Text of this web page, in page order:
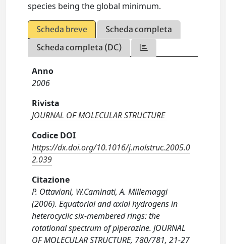
species being the global minimum.
Scheda breve
Scheda completa
Scheda completa (DC)
Anno
2006
Rivista
JOURNAL OF MOLECULAR STRUCTURE
Codice DOI
https://dx.doi.org/10.1016/j.molstruc.2005.0
2.039
Citazione
P. Ottaviani, W.Caminati, A. Millemaggi
(2006). Equatorial and axial hydrogens in
heterocyclic six-membered rings: the
rotational spectrum of piperazine. JOURNAL
OF MOLECULAR STRUCTURE, 780/781, 21-27